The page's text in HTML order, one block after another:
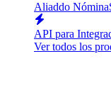
Aliaddo Nómina
API para
Ver todos los